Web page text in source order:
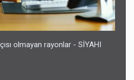
olmayan rayonlar - SİYAHI